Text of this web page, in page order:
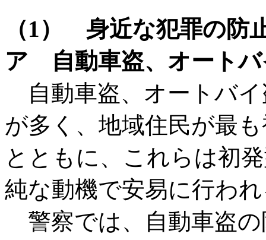
（1） 身近な犯罪の防
ア 自動車盗、オートバ
自動車盗、オートバイ
が多く、地域住民が最
とともに、これらは初
純な動機で安易に行わ
警察では、自動車盗